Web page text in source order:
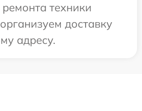
техники
доставку
адресу.